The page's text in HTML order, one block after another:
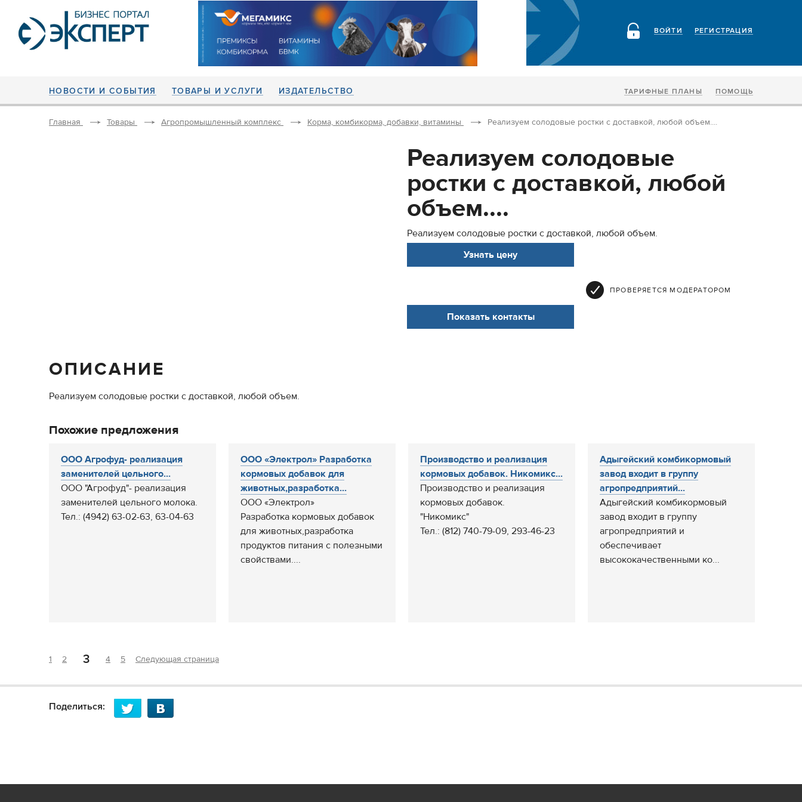
РЕГИСТРАЦИЯ
ВОЙТИ
НОВОСТИ И СОБЫТИЯ ТОВАРЫ И УСЛУГИ ИЗДАТЕЛЬСТВО ТАРИФНЫЕ ПЛАНЫ ПОМОЩЬ
Главная Товары Агропромышленный комплекс Корма, комбикорма, добавки, витамины Реализуем солодовые ростки с доставкой, любой объем....
Реализуем солодовые
ростки с доставкой, любой
объем....
Реализуем солодовые ростки с доставкой, любой объем.
Узнать цену
ПРОВЕРЯЕТСЯ МОДЕРАТОРОМ
Показать контакты
ОПИСАНИЕ
Реализуем солодовые ростки с доставкой, любой объем.
Похожие предложения
ООО Агрофуд- реализация
заменителей цельного...
ООО "Агрофуд"- реализация
заменителей цельного молока.
Тел.: (4942) 63-02-63, 63-04-63
ООО «Электрол» Разработка
кормовых добавок для
животных,разработка...
ООО «Электрол»
Разработка кормовых добавок
для животных,разработка
продуктов питания с полезными
свойствами....
Производство и реализация
кормовых добавок. Никомикс...
Производство и реализация
кормовых добавок.
"Никомикс"
Тел.: (812) 740-79-09, 293-46-23
Адыгейский комбикормовый
завод входит в группу
агропредприятий...
Адыгейский комбикормовый
завод входит в группу
агропредприятий и
обеспечивает
высококачественными ко...
1 2 3 4 5 Следующая страница
Поделиться: